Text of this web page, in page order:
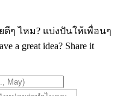
ๆ ไหม? แบ่งปันให้เพื่อนๆ
a great idea? Share it